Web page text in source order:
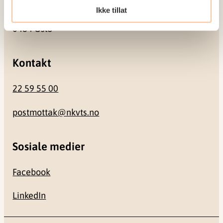
Ikke tillat
0484 Oslo
Kontakt
22 59 55 00
postmottak@nkvts.no
Sosiale medier
Facebook
LinkedIn